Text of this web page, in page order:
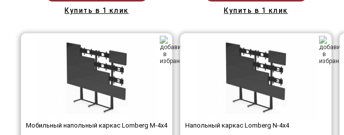
Купить в 1 клик Купить в 1 клик
Мобильный напольный каркас Lomberg M-4х4 Напольный каркас Lomberg N-4х4